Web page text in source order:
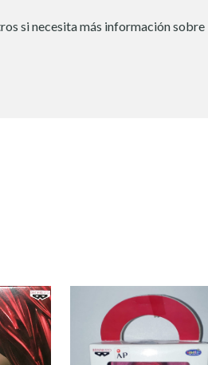
si necesita más información sobre